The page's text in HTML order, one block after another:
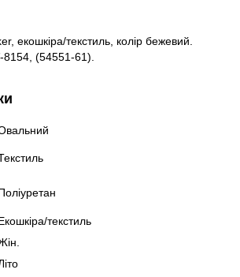
екошкіра/текстиль, колір бежевий.
8154, (54551-61).
текстиль